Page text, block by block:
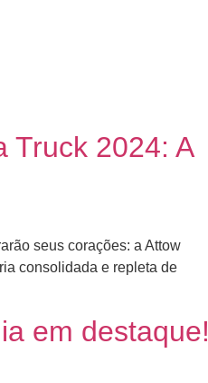
Truck 2024: A
seus corações: a Attow
consolidada e repleta de
em destaque!